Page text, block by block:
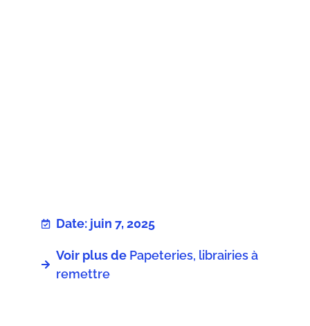
Date: juin 7, 2025
Voir plus de Papeteries, librairies à
remettre